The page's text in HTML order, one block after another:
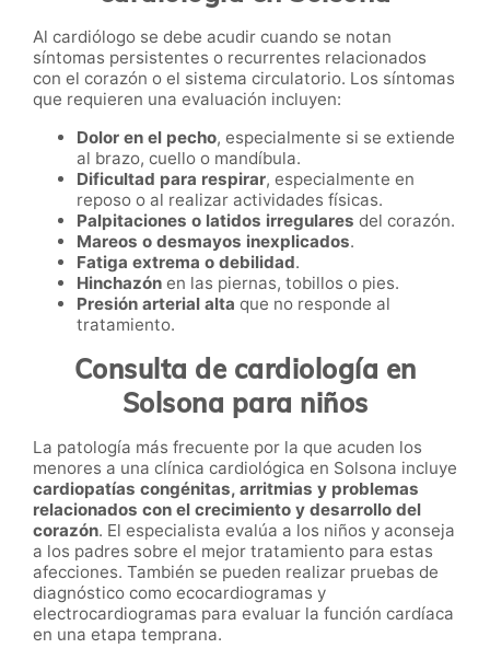
Al cardiólogo se debe acudir cuando se notan
síntomas persistentes o recurrentes relacionados
con el corazón o el sistema circulatorio. Los síntomas
que requieren una evaluación incluyen:
Dolor en el pecho, especialmente si se extiende
al brazo, cuello o mandíbula.
Dificultad para respirar, especialmente en
reposo o al realizar actividades físicas.
Palpitaciones o latidos irregulares del corazón.
Mareos o desmayos inexplicados.
Fatiga extrema o debilidad.
Hinchazón en las piernas, tobillos o pies.
Presión arterial alta que no responde al
tratamiento.
Consulta de cardiología en
Solsona para niños
La patología más frecuente por la que acuden los
menores a una clínica cardiológica en Solsona incluye
cardiopatías congénitas, arritmias y problemas
relacionados con el crecimiento y desarrollo del
corazón. El especialista evalúa a los niños y aconseja
a los padres sobre el mejor tratamiento para estas
afecciones. También se pueden realizar pruebas de
diagnóstico como ecocardiogramas y
electrocardiogramas para evaluar la función cardíaca
en una etapa temprana.